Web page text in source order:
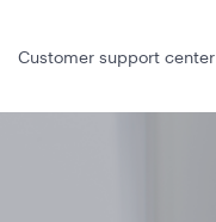
Customer support center